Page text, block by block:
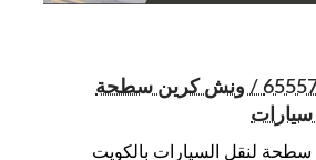
ونش البر / 65557275 / ونش كرين سطحة
سطحة لنقل السيارات بالكويت